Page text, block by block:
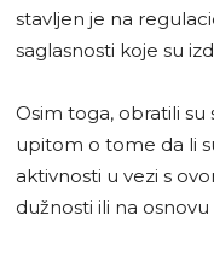
stavljen je na
saglasnosti koje su
Osim toga, obratili
upitom o tome da li
aktivnosti u vezi s
dužnosti ili na